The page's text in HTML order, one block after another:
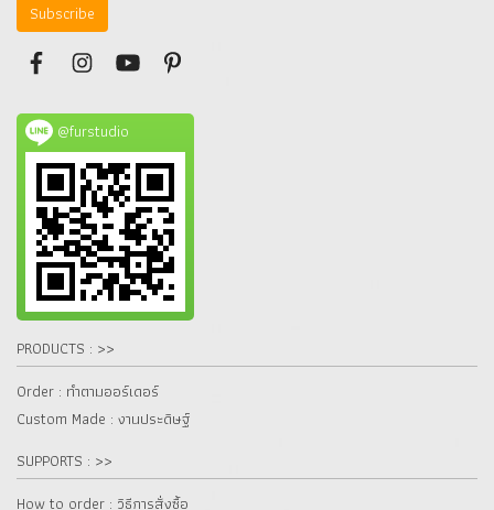
Subscribe
@furstudio
PRODUCTS : >>
Order : ทำตามออร์เดอร์
Custom Made : งานประดิษฐ์
SUPPORTS : >>
How to order : วิธีการสั่งซื้อ